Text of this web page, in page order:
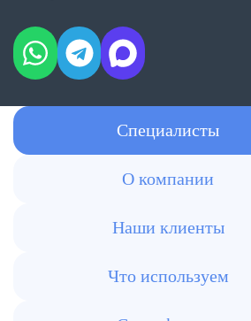
Специалисты
О компании
Наши клиенты
Что используем